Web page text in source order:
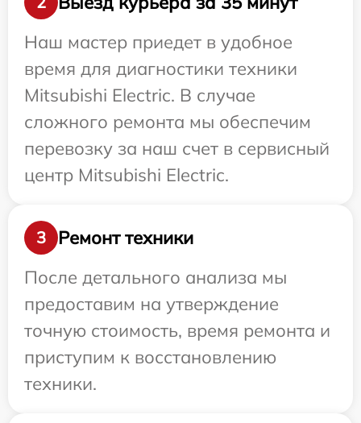
Наш мастер приедет в удобное
время для диагностики техники
Mitsubishi Electric. В случае
сложного ремонта мы обеспечим
перевозку за наш счет в сервисный
центр Mitsubishi Electric.
3
Ремонт техники
После детального анализа мы
предоставим на утверждение
точную стоимость, время ремонта и
приступим к восстановлению
техники.